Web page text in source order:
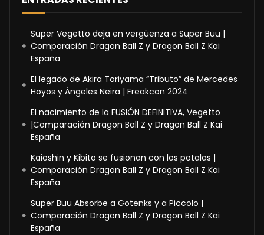
Super Vegetto deja en vergüenza a Super Buu |
Comparación Dragon Ball Z y Dragon Ball Z Kai
España
El legado de Akira Toriyama “Tributo” de Mercedes
Hoyos y Ángeles Neira | Freakcon 2024
El nacimiento de la FUSIÓN DEFINITIVA, Vegetto
|Comparación Dragon Ball Z y Dragon Ball Z Kai
España
Kaioshin y Kibito se fusionan con los potalas |
Comparación Dragon Ball Z y Dragon Ball Z Kai
España
Super Buu Absorbe a Gotenks y a Piccolo |
Comparación Dragon Ball Z y Dragon Ball Z Kai
España